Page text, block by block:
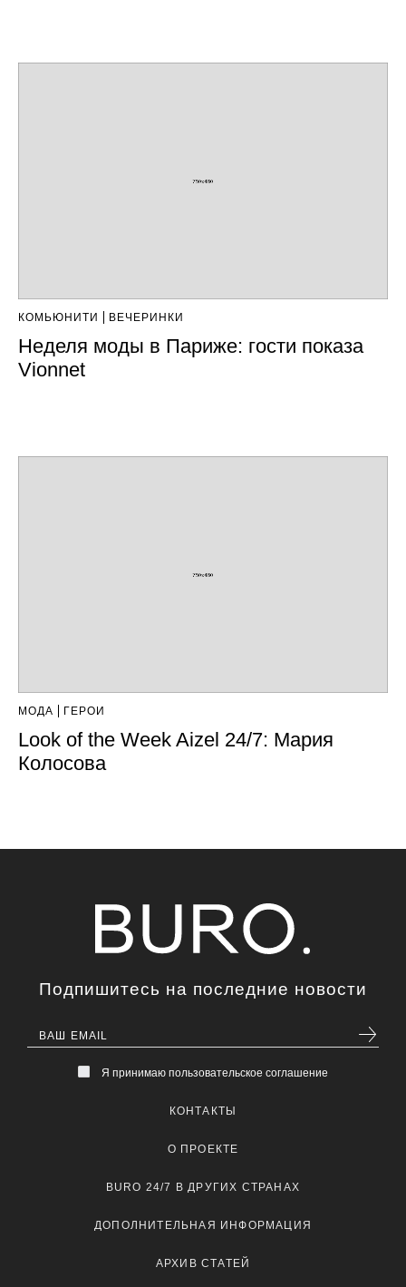
КОМЬЮНИТИ ВЕЧЕРИНКИ
Неделя моды в Париже: гости показа
Vionnet
МОДА ГЕРОИ
Look of the Week Aizel 24/7: Мария
Колосова
Подпишитесь на последние новости
Я принимаю пользовательское соглашение
КОНТАКТЫ
О ПРОЕКТЕ
BURO 24/7 В ДРУГИХ СТРАНАХ
ДОПОЛНИТЕЛЬНАЯ ИНФОРМАЦИЯ
АРХИВ СТАТЕЙ